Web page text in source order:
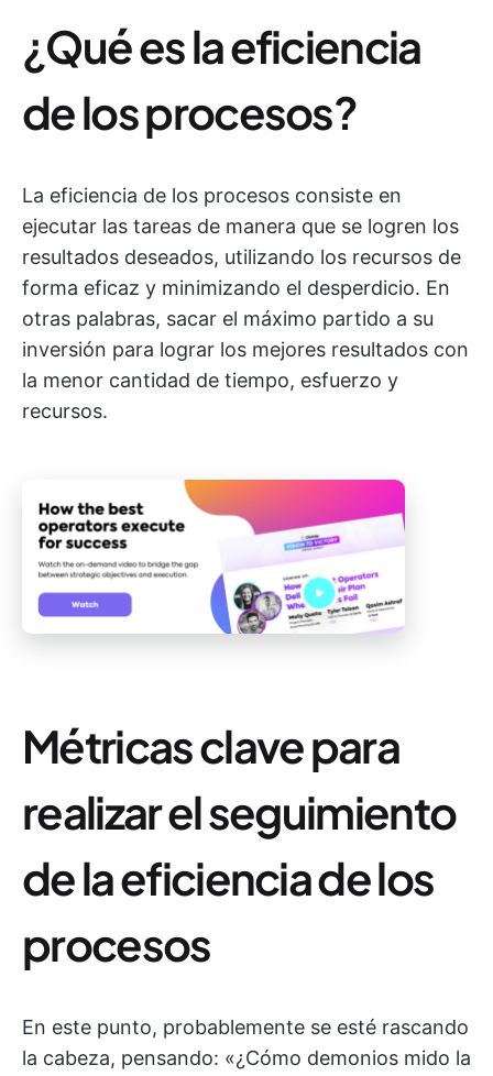
¿Qué es la eficiencia
de los procesos?
La eficiencia de los procesos consiste en
ejecutar las tareas de manera que se logren los
resultados deseados, utilizando los recursos de
forma eficaz y minimizando el desperdicio. En
otras palabras, sacar el máximo partido a su
inversión para lograr los mejores resultados con
la menor cantidad de tiempo, esfuerzo y
recursos.
Métricas clave para
realizar el seguimiento
de la eficiencia de los
procesos
En este punto, probablemente se esté rascando
la cabeza, pensando: «¿Cómo demonios mido la